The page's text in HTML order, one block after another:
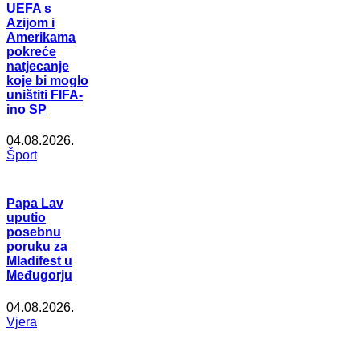
UEFA s
Azijom i
Amerikama
pokreće
natjecanje
koje bi moglo
uništiti FIFA-
ino SP
04.08.2026.
Šport
Papa Lav
uputio
posebnu
poruku za
Mladifest u
Međugorju
04.08.2026.
Vjera